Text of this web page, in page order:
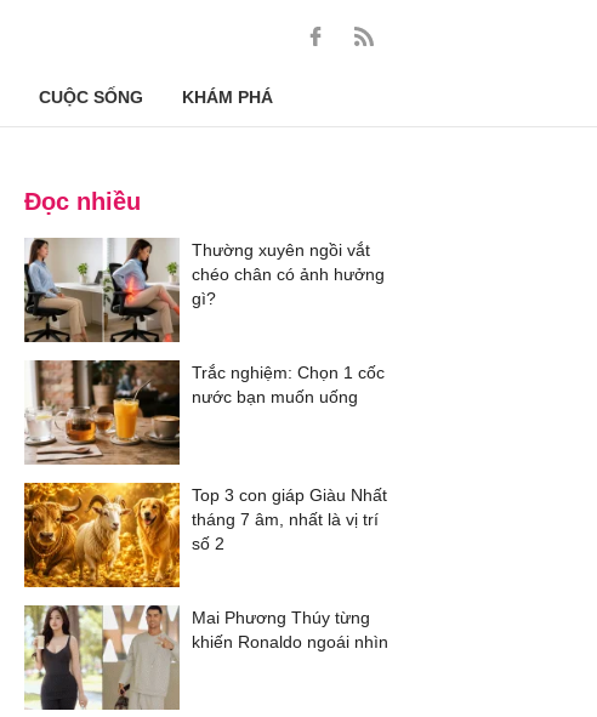
CUỘC SỐNG KHÁM PHÁ
Đọc nhiều
Thường xuyên ngồi vắt
chéo chân có ảnh hưởng
gì?
Trắc nghiệm: Chọn 1 cốc
nước bạn muốn uống
Top 3 con giáp Giàu Nhất
tháng 7 âm, nhất là vị trí
số 2
Mai Phương Thúy từng
khiến Ronaldo ngoái nhìn